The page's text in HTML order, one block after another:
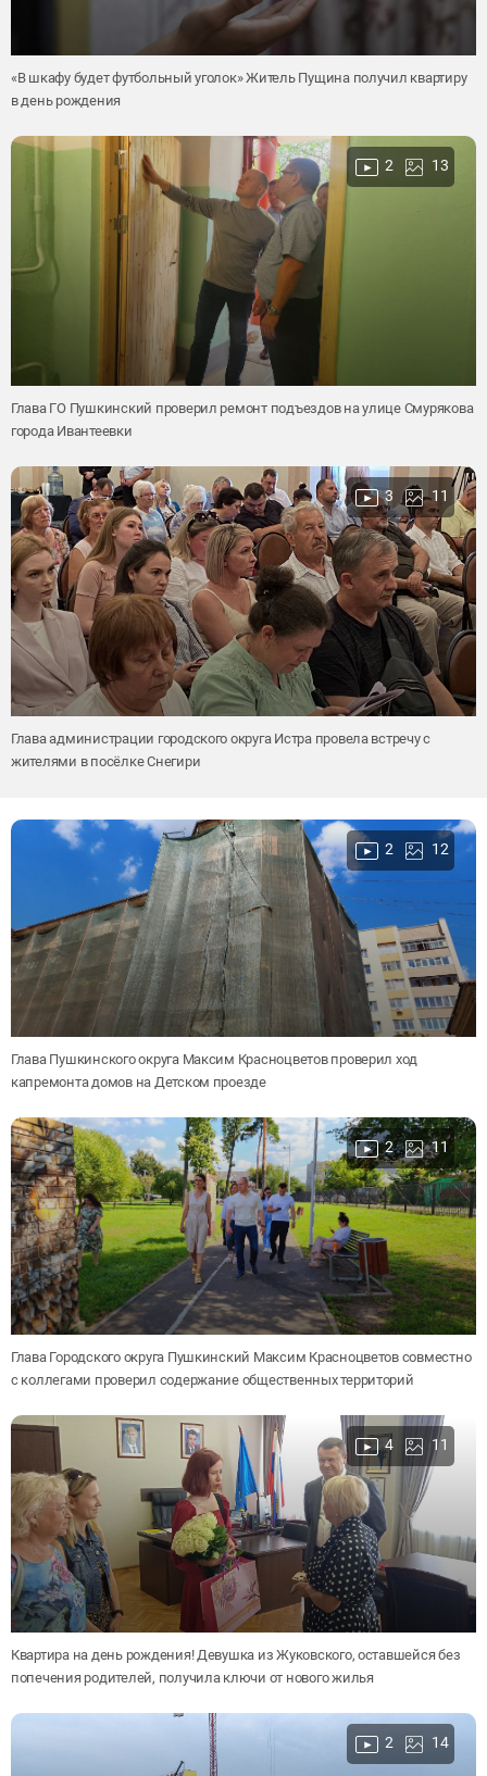
«В шкафу будет футбольный уголок» Житель Пущина получил квартиру
в день рождения
2 13
Глава ГО Пушкинский проверил ремонт подъездов на улице Смурякова
города Ивантеевки
3 11
Глава администрации городского округа Истра провела встречу с
жителями в посёлке Снегири
2 12
Глава Пушкинского округа Максим Красноцветов проверил ход
капремонта домов на Детском проезде
2 11
Глава Городского округа Пушкинский Максим Красноцветов совместно
с коллегами проверил содержание общественных территорий
4 11
Квартира на день рождения! Девушка из Жуковского, оставшейся без
попечения родителей, получила ключи от нового жилья
2 14